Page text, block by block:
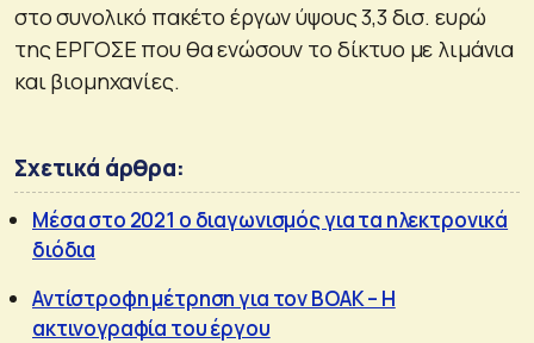
στο συνολικό πακέτο έργων ύψους 3,3 δισ. ευρώ
της ΕΡΓΟΣΕ που θα ενώσουν το δίκτυο με λιμάνια
και βιομηχανίες.
Σχετικά άρθρα:
Μέσα στο 2021 ο διαγωνισμός για τα ηλεκτρονικά
διόδια
Αντίστροφη μέτρηση για τον ΒΟΑΚ – Η
ακτινογραφία του έργου